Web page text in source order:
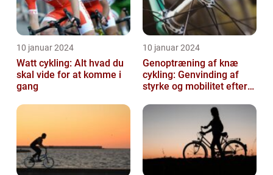
10 januar 2024
Watt cykling: Alt hvad du
skal vide for at komme i
gang
10 januar 2024
Genoptræning af knæ
cykling: Genvinding af
styrke og mobilitet efter